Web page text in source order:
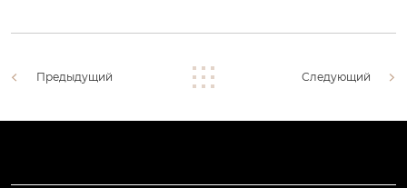
Предыдущий Следующий